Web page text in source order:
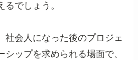
でしょう。
社会人になった後のプロジェ
シップを求められる場面で、